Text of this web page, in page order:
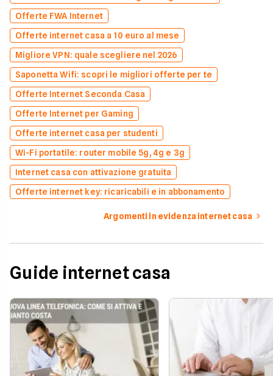
Offerte FWA Internet
Offerte internet casa a 10 euro al mese
Migliore VPN: quale scegliere nel 2026
Saponetta Wifi: scopri le migliori offerte per te
Offerte Internet Seconda Casa
Offerte Internet per Gaming
Offerte internet casa per studenti
Wi-Fi portatile: router mobile 5g, 4g e 3g
Internet casa con attivazione gratuita
Offerte internet key: ricaricabili e in abbonamento
Argomenti in evidenza internet casa
Guide internet casa